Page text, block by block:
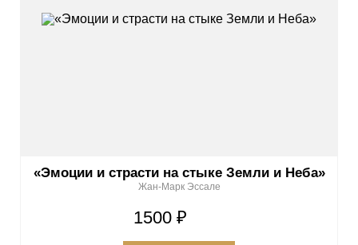
«Эмоции и страсти на стыке Земли и Неба»
Жан-Марк Эссале
1500 ₽